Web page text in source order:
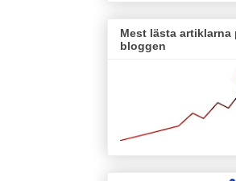
Mest lästa artiklarna
bloggen